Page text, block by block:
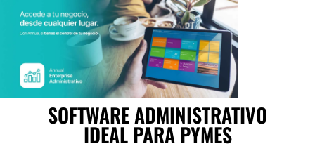
SOFTWARE ADMINISTRATIVO
IDEAL PARA PYMES